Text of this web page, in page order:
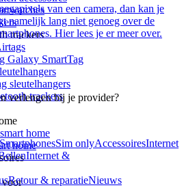
trackers
Galaxy SmartTag
sleutelhangers
trackers
home
home
voor
van een camera, dan kan je
namelijk lang niet genoeg over de
Hier lees je er meer over.
verlengen bij je provider?
SmartphonesSim onlyAccessoiresInternet
Internet &
Retour & reparatieNieuws